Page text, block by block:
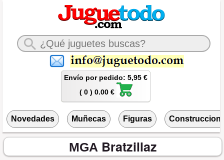
Envío por pedido: 5,95 €
( 0 ) 0.00 €
Novedades Muñecas Figuras
MGA Bratzillaz